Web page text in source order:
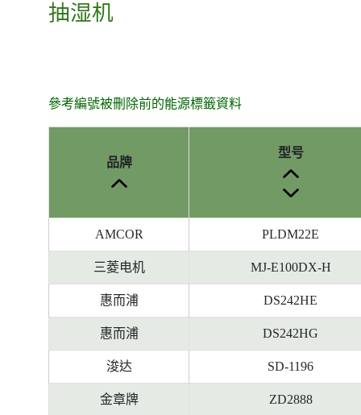
抽湿机
參考編號被刪除前的能源標籤資料
品牌
型号
AMCOR PLDM22E
三菱电机 MJ-E100DX-H
惠而浦 DS242HE
惠而浦 DS242HG
浚达 SD-1196
金章牌 ZD2888